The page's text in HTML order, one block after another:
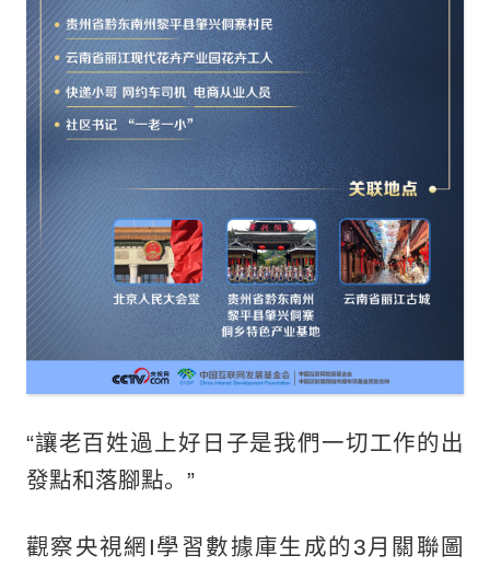
“讓老百姓過上好日子是我們一切工作的出
發點和落腳點。”
觀察央視網I學習數據庫生成的3月關聯圖